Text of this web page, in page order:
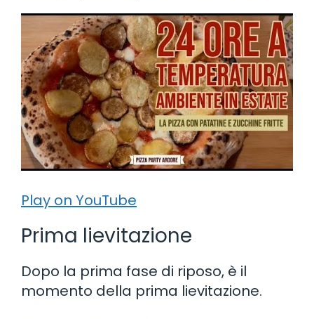
Play on YouTube
Prima lievitazione
Dopo la prima fase di riposo, è il
momento della prima lievitazione.